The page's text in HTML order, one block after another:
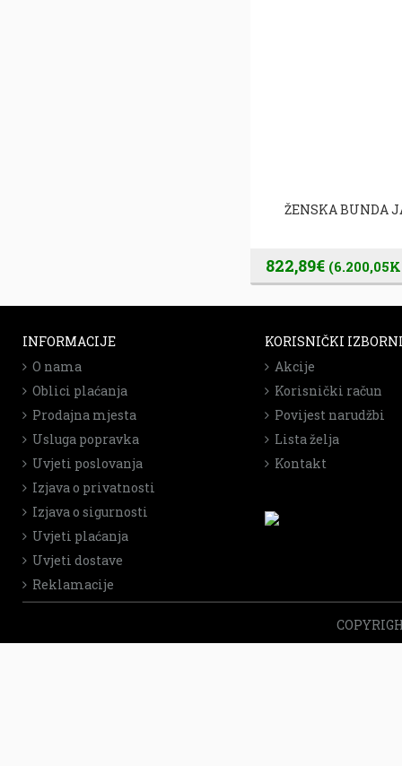
ŽENSKA BUNDA
822,89€
INFORMACIJE
O nama
Oblici plaćanja
Prodajna mjesta
Usluga popravka
Uvjeti poslovanja
Izjava o privatnosti
Izjava o sigurnosti
Uvjeti plaćanja
Uvjeti dostave
Reklamacije
KORISNIČKI
Akcije
Korisnički račun
Povijest narudžbi
Lista želja
Kontakt